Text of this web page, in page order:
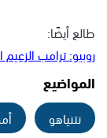
طالع أيضًا:
روبيو: ترامب
المواضيع
نتنياهو